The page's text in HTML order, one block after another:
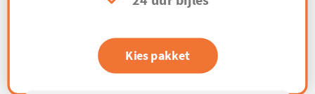
Kies pakket